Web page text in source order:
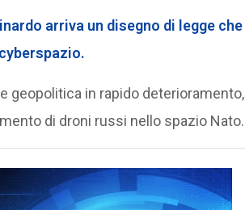
arriva un disegno di legge che
geopolitica in rapido deterioramento,
di droni russi nello spazio Nato.